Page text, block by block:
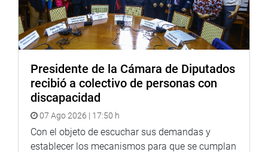
cumplimiento a nivel nacional, (6 de marzo). El 68 % (189)
cumplen con la disponibilidad de todos los
medicamentos (Lima Metropolitana 66% (107)
establecimientos) y en Regiones 71% (82)
establecimientos.
MÁS CONTROL Y FISCALIZACIÓN
Luego de la exposición de los funcionarios, los
parlamentarios, José Ancalle (FA), Luis Dioses (SP),
Rodolfo Gutarra (Frepap), Robertina Santillana (APP),
Presidente de la Cámara de Diputados
recibió a colectivo de personas con
discapacidad
07 Ago 2026 | 17:50 h
Con el objeto de escuchar sus demandas y
establecer los mecanismos para que se cumplan